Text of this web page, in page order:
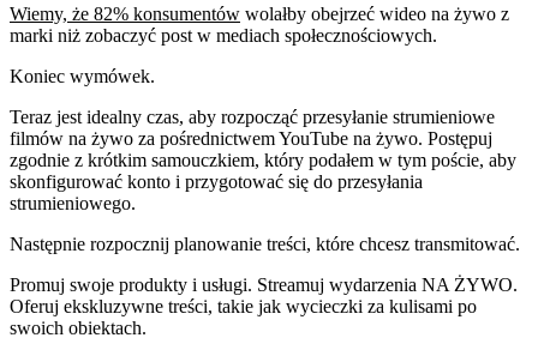
Wiemy, że 82% konsumentów wolałby obejrzeć wideo na żywo z
marki niż zobaczyć post w mediach społecznościowych.
Koniec wymówek.
Teraz jest idealny czas, aby rozpocząć przesyłanie strumieniowe
filmów na żywo za pośrednictwem YouTube na żywo. Postępuj
zgodnie z krótkim samouczkiem, który podałem w tym poście, aby
skonfigurować konto i przygotować się do przesyłania
strumieniowego.
Następnie rozpocznij planowanie treści, które chcesz transmitować.
Promuj swoje produkty i usługi. Streamuj wydarzenia NA ŻYWO.
Oferuj ekskluzywne treści, takie jak wycieczki za kulisami po
swoich obiektach.